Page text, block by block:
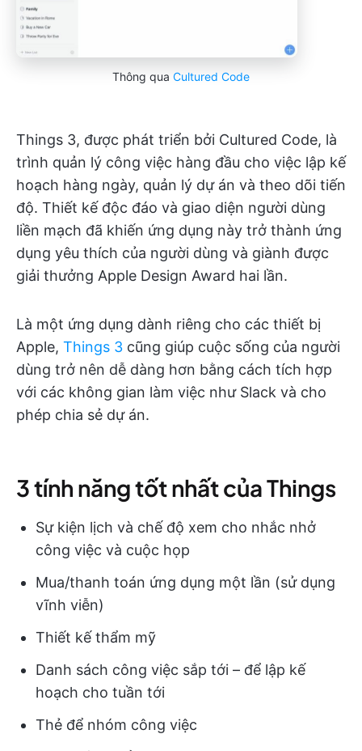
Thông qua Cultured Code
Things 3, được phát triển bởi Cultured Code, là
trình quản lý công việc hàng đầu cho việc lập kế
hoạch hàng ngày, quản lý dự án và theo dõi tiến
độ. Thiết kế độc đáo và giao diện người dùng
liền mạch đã khiến ứng dụng này trở thành ứng
dụng yêu thích của người dùng và giành được
giải thưởng Apple Design Award hai lần.
Là một ứng dụng dành riêng cho các thiết bị
Apple, Things 3 cũng giúp cuộc sống của người
dùng trở nên dễ dàng hơn bằng cách tích hợp
với các không gian làm việc như Slack và cho
phép chia sẻ dự án.
3 tính năng tốt nhất của Things
Sự kiện lịch và chế độ xem cho nhắc nhở
công việc và cuộc họp
Mua/thanh toán ứng dụng một lần (sử dụng
vĩnh viễn)
Thiết kế thẩm mỹ
Danh sách công việc sắp tới – để lập kế
hoạch cho tuần tới
Thẻ để nhóm công việc